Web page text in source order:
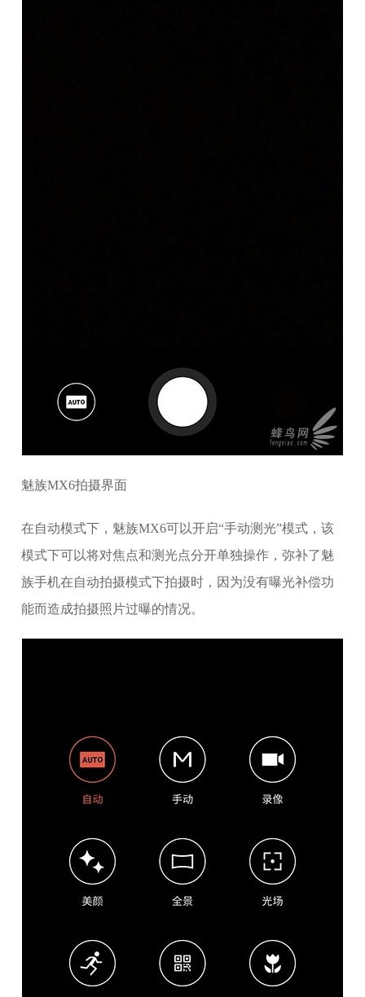
魅族MX6拍摄界面
在自动模式下，魅族MX6可以开启“手动测光”模式，该
模式下可以将对焦点和测光点分开单独操作，弥补了魅
族手机在自动拍摄模式下拍摄时，因为没有曝光补偿功
能而造成拍摄照片过曝的情况。